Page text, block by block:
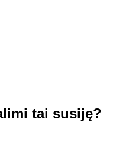
tai susiję?